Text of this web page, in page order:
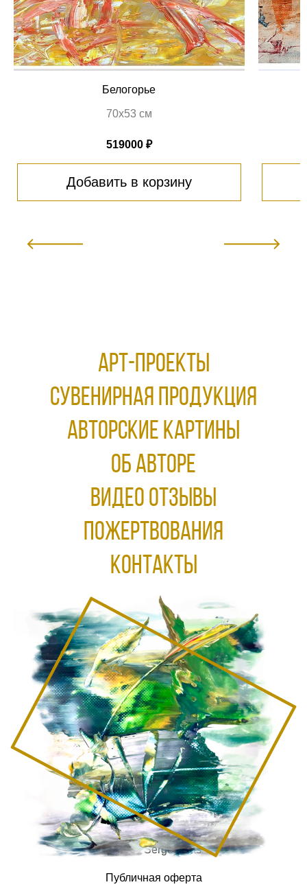
Белогорье
70х53 см
519000 ₽
Добавить в корзину
АРТ-ПРОЕКТЫ
Сувенирная продукция
АВТОРСКИЕ КАРТИНЫ
ОБ АВТОРЕ
ВИДЕО ОТЗЫВЫ
ПОЖЕРТВОВАНИЯ
КОНТАКТЫ
© 2026 Sergey Das
Публичная оферта